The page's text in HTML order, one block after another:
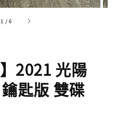
1 /6
2021 光陽
匙版 雙碟